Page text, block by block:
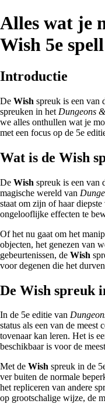
Alles wat je
Wish 5e
Introductie
De Wish spreuk is een van
spreuken in het Dungeons
we alles onthullen wat je
met een focus op de 5e
Wat is de Wish
De Wish spreuk is een van
magische wereld van
staat om zijn of haar
ongelooflijke effecten te
Of het nu gaat om het
objecten, het genezen van
gebeurtenissen, de Wish
voor degenen die het
De Wish spreuk
In de 5e editie van
status als een van de meest
tovenaar kan leren. Het is
beschikbaar is voor de
Met de Wish spreuk in de
ver buiten de normale
het repliceren van andere
op grootschalige wijze, de